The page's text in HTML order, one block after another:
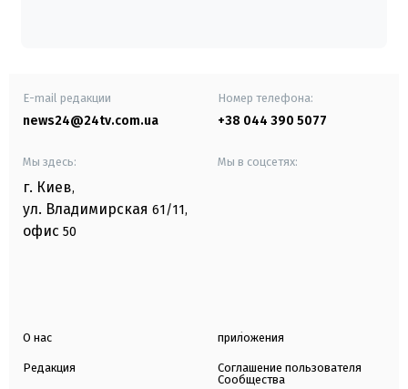
E-mail редакции
news24@24tv.com.ua
Номер телефона:
+38 044 390 5077
Мы здесь:
г. Киев,
ул. Владимирская 61/11,
офис 50
Мы в соцсетях:
О нас
Редакция
приложения
Соглашение пользователя
Сообщества